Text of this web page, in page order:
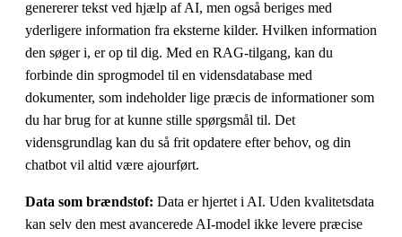
genererer tekst ved hjælp af AI, men også beriges med
yderligere information fra eksterne kilder. Hvilken information
den søger i, er op til dig. Med en RAG-tilgang, kan du
forbinde din sprogmodel til en vidensdatabase med
dokumenter, som indeholder lige præcis de informationer som
du har brug for at kunne stille spørgsmål til. Det
vidensgrundlag kan du så frit opdatere efter behov, og din
chatbot vil altid være ajourført.
Data som brændstof: Data er hjertet i AI. Uden kvalitetsdata
kan selv den mest avancerede AI-model ikke levere præcise